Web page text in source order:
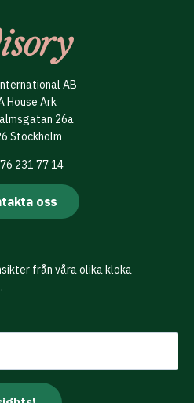
AB
House Ark
26a
Stockholm
231 77 14
oss
från våra olika kloka